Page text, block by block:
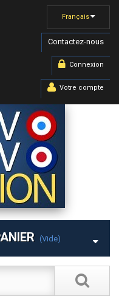
Français
Contactez-nous
Connexion
Votre compte
(vide)